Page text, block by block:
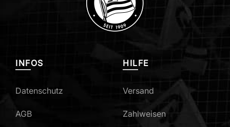
INFOS
Datenschutz
AGB
HILFE
Versand
Zahlweisen